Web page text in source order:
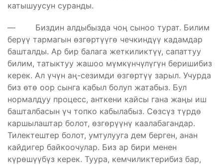
катышуусун суранды.
— Биздин алдыбызда чоң сыноо турат. Билим
берүү тармагын өзгөртүүгө чечкиндүү кадамдар
башталды. Ар бир балага жеткиликтүү, сапаттуу
билим, татыктуу жашоо мүмкүнчүлүгүн беришибиз
керек. Ал үчүн аң-сезимди өзгөртүү зарыл. Учурда
биз өтө оор сынга кабыл болуп жатабыз. Бул
нормалдуу процесс, анткени кайсы гана жаңы иш
башталбасын үч топко кабылабыз. Сөзсүз түрдө
каршылаштар болот, өзгөрүүнү каалабагандар.
Тилектештер болот, умтулууга дем берген, анан
кайдигер байкоочулар. Биз ар бири менен
күрөшүүбүз керек. Туура, кемчиликтерибиз бар,